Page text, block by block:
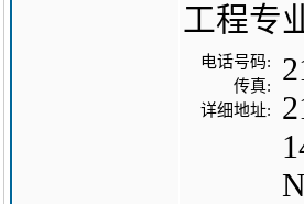
工程专
电话号码:
传真:
详细地址: